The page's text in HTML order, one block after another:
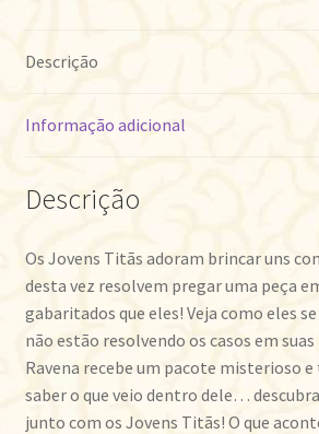
Descrição
Informação adicional
Descrição
Os Jovens Titãs adoram brincar uns
desta vez resolvem pregar uma peça
gabaritados que eles! Veja como eles
não estão resolvendo os casos em
Ravena recebe um pacote misterioso
saber o que veio dentro dele…
junto com os Jovens Titãs! O que